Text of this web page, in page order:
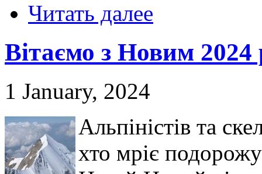
Читать далее
Вітаємо з Новим
1 January, 2024
Альпіністів та
хто мріє